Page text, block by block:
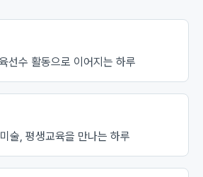
선수 활동으로 이어지는 하루
술, 평생교육을 만나는 하루